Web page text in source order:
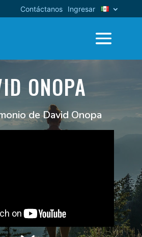
Contáctanos Ingresar
ONOPA
de David Onopa